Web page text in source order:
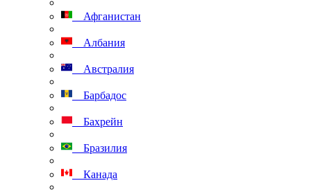
Афганистан
Албания
Австралия
Барбадос
Бахрейн
Бразилия
Канада